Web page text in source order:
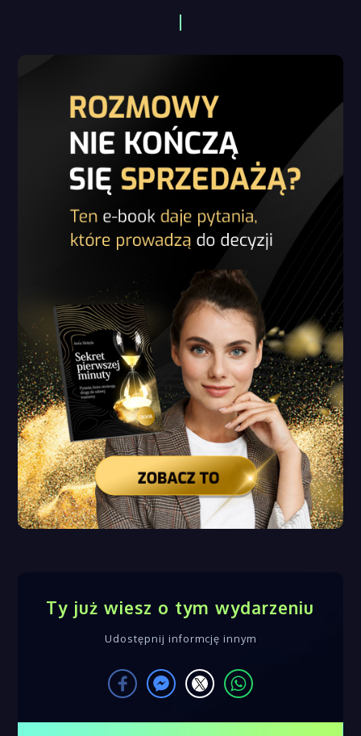
Ty już wiesz o tym wydarzeniu
Udostępnij informcję innym